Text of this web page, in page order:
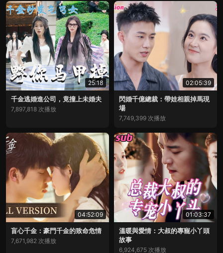
25:18
千金逃婚進公司，竟撞上未婚夫
7,897,818 次播放
02:05:39
閃婚千億總裁：帶娃相親掉馬現
場
7,749,399 次播放
04:52:09
盲心千金：豪門千金的致命危情
7,671,982 次播放
01:03:37
溫暖與愛情：大叔的專寵小丫頭
故事
6,924,675 次播放